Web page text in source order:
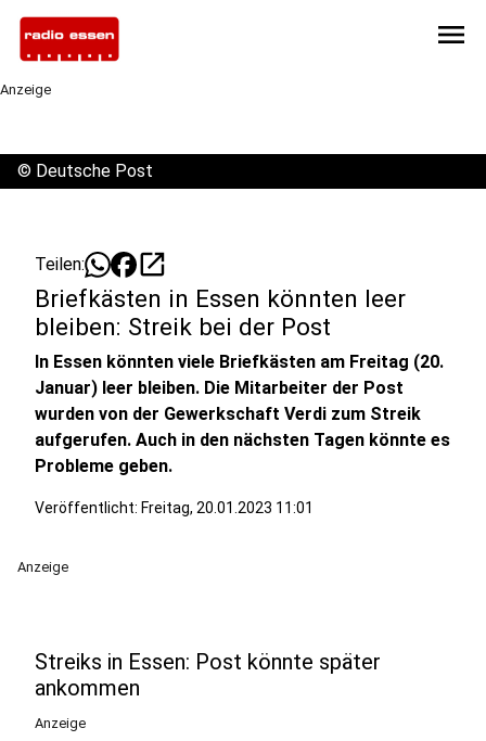
menu
Anzeige
© Deutsche Post
Teilen: open_in_new
Briefkästen in Essen könnten leer
bleiben: Streik bei der Post
In Essen könnten viele Briefkästen am Freitag (20.
Januar) leer bleiben. Die Mitarbeiter der Post
wurden von der Gewerkschaft Verdi zum Streik
aufgerufen. Auch in den nächsten Tagen könnte es
Probleme geben.
Veröffentlicht: Freitag, 20.01.2023 11:01
Anzeige
Streiks in Essen: Post könnte später
ankommen
Anzeige